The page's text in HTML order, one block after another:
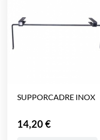
SUPPORCADRE INOX
Prix
14,20 €